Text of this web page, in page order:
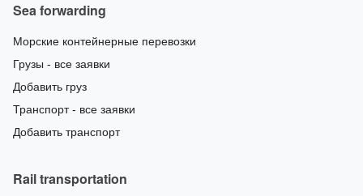
Sea forwarding
Морские контейнерные перевозки
Грузы - все заявки
Добавить груз
Транспорт - все заявки
Добавить транспорт
Rail transportation